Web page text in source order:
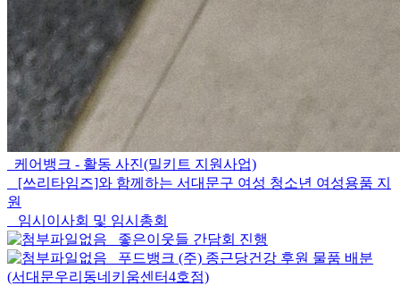
케어뱅크 - 활동 사진(밀키트 지원사업)
[쓰리타임즈]와 함께하는 서대문구 여성 청소년 여성용품 지
원
임시이사회 및 임시총회
좋은이웃들 간담회 진행
푸드뱅크 (주) 종근당건강 후원 물품 배분
(서대문우리동네키움센터4호점)